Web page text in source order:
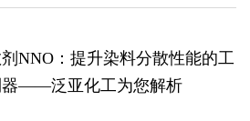
NNO：提升染料分散性能的工
器——泛亚化工为您解析